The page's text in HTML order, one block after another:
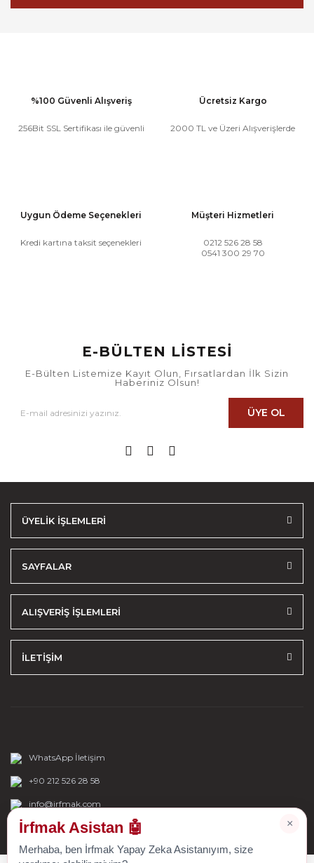
%100 Güvenli Alışveriş
256Bit SSL Sertifikası ile güvenli
Ücretsiz Kargo
2000 TL ve Üzeri Alışverişlerde
Uygun Ödeme Seçenekleri
Kredi kartına taksit seçenekleri
Müşteri Hizmetleri
0212 526 28 58
0541 300 29 70
E-BÜLTEN LİSTESİ
E-Bülten Listemize Kayıt Olun, Fırsatlardan İlk Sizin
Haberiniz Olsun!
ÜYE OL
ÜYELİK İŞLEMLERİ
SAYFALAR
ALIŞVERİŞ İŞLEMLERİ
İLETİŞİM
WhatsApp İletişim
+90 212 526 28 58
info@irfmak.com
×
İrfmak Asistan 🤖
Merhaba, ben İrfmak Yapay Zeka Asistanıyım, size